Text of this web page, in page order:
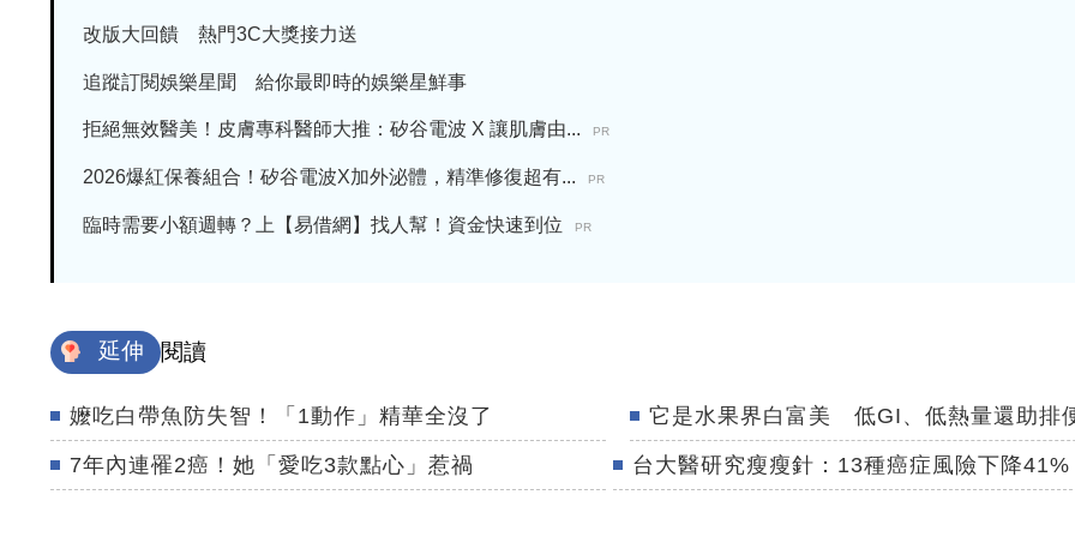
改版大回饋 熱門3C大獎接力送
追蹤訂閱娛樂星聞 給你最即時的娛樂星鮮事
拒絕無效醫美！皮膚專科醫師大推：矽谷電波 X 讓肌膚由... PR
2026爆紅保養組合！矽谷電波X加外泌體，精準修復超有... PR
臨時需要小額週轉？上【易借網】找人幫！資金快速到位 PR
延伸 閱讀
嬤吃白帶魚防失智！「1動作」精華全沒了 它是水果界白富美 低GI、低熱量還助排
7年內連罹2癌！她「愛吃3款點心」惹禍 台大醫研究瘦瘦針：13種癌症風險下降41%